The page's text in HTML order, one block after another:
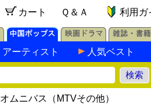
カート Ｑ＆Ａ 利用ガ
アーティスト 人気ベスト
オムニバス（MTVその他）